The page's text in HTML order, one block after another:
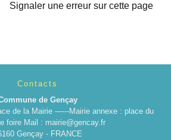
Signaler une erreur sur cette page
Contacts
de Gençay
de la Mairie ------Mairie annexe : place du
foire Mail : mairie@gencay.fr
Gençay - FRANCE